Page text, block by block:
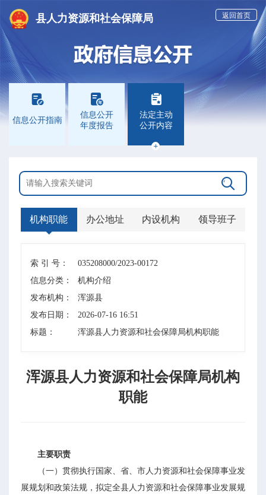
县人力资源和社会保障局 返回首页

信息公开指南

信息公开
年度报告

法定主动
公开内容


机构职能 办公地址 内设机构 领导班子
索 引 号：
035208000/2023-00172
信息分类：
机构介绍
发布机构：
浑源县
发布日期：
2026-07-16 16:51
标题：
浑源县人力资源和社会保障局机构职能
浑源县人力资源和社会保障局机构
职能
主要职责
（一）贯彻执行国家、省、市人力资源和社会保障事业发
展规划和政策法规，拟定全县人力资源和社会保障事业发展规